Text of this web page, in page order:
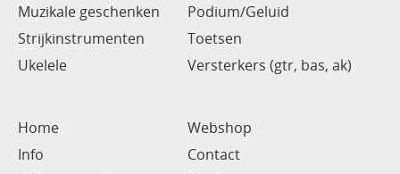
Muzikale geschenken
Podium/Geluid
Strijkinstrumenten
Toetsen
Ukelele
Versterkers (gtr, bas, ak)
Home
Webshop
Info
Contact